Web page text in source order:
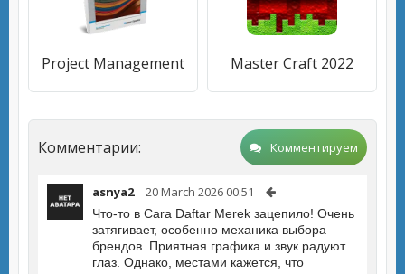
Project Management Master Craft 2022
Комментарии: Комментируем
asnya2 20 March 2026 00:51
Что-то в Cara Daftar Merek зацепило! Очень
затягивает, особенно механика выбора
брендов. Приятная графика и звук радуют
глаз. Однако, местами кажется, что